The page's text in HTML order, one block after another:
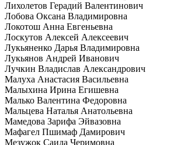
Лихолетов Герадий Валентинович
Лобова Оксана Владимировна
Локотош Анна Евгеньевна
Лоскутов Алексей Алексеевич
Лукьяненко Дарья Владимировна
Лукьянов Андрей Иванович
Лучкин Владислав Александрович
Малуха Анастасия Васильевна
Малыхина Ирина Егишевна
Малько Валентина Федоровна
Мальцева Наталья Анатольевна
Мамедова Зарифа Эйвазовна
Мафагел Пшимаф Дамирович
Мезужок Саида Черимовна